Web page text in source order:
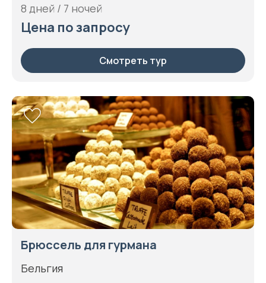
8 дней / 7 ночей
Цена по запросу
Смотреть тур
Брюссель для гурмана
Бельгия